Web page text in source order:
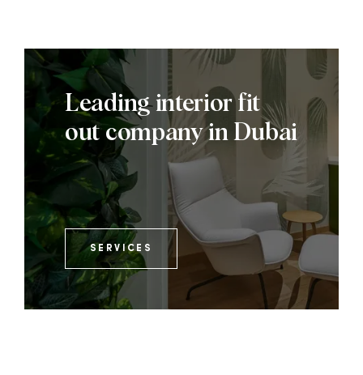
Leading interior fit
out company in Dubai
SERVICES